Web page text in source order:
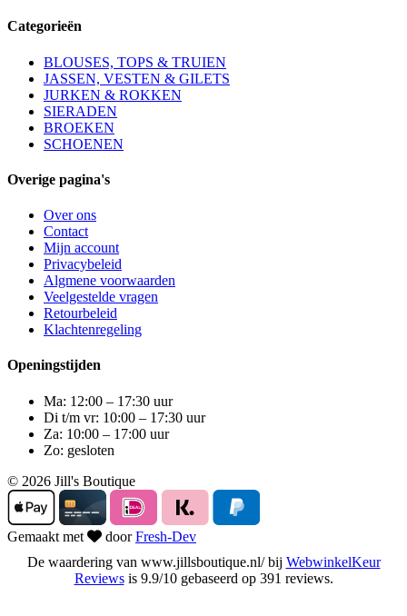
Categorieën
BLOUSES, TOPS & TRUIEN
JASSEN, VESTEN & GILETS
JURKEN & ROKKEN
SIERADEN
BROEKEN
SCHOENEN
Overige pagina's
Over ons
Contact
Mijn account
Privacybeleid
Algmene voorwaarden
Veelgestelde vragen
Retourbeleid
Klachtenregeling
Openingstijden
Ma: 12:00 – 17:30 uur
Di t/m vr: 10:00 – 17:30 uur
Za: 10:00 – 17:00 uur
Zo: gesloten
© 2026 Jill's Boutique
Gemaakt met doorFresh-Dev
De waardering van www.jillsboutique.nl/ bij WebwinkelKeur
Reviewsis 9.9/10 gebaseerd op 391 reviews.